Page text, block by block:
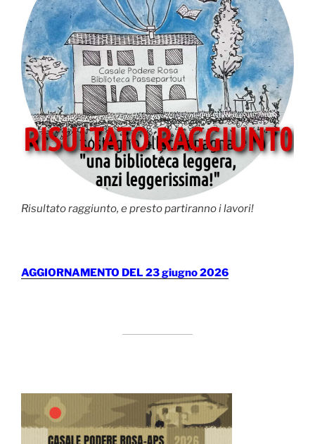
Risultato raggiunto, e presto partiranno i lavori!
AGGIORNAMENTO DEL 23 giugno 2026